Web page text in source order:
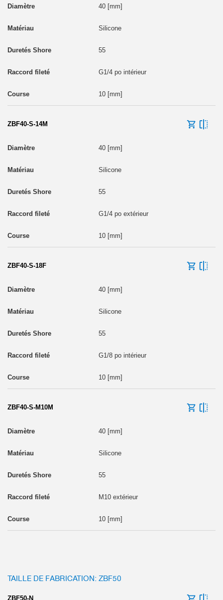
40 [mm]
Silicone
55
G1/4 po intérieur
10 [mm]
ZBF40-S-14M
40 [mm]
Silicone
55
G1/4 po extérieur
10 [mm]
ZBF40-S-18F
40 [mm]
Silicone
55
G1/8 po intérieur
10 [mm]
ZBF40-S-M10M
40 [mm]
Silicone
55
M10 extérieur
10 [mm]
TAILLE DE FABRICATION: ZBF50
ZBF50-N